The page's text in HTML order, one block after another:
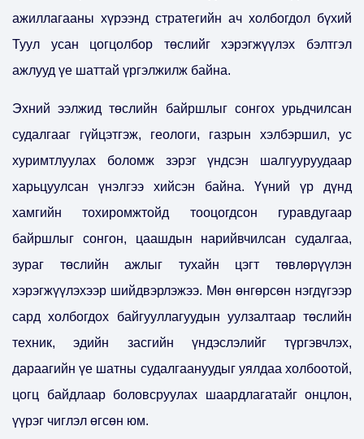
ажиллагааны хүрээнд стратегийн ач холбогдол бүхий
Туул усан цогцолбор төслийг хэрэгжүүлэх бэлтгэл
ажлууд үе шаттай үргэлжилж байна.
Эхний ээлжид төслийн байршлыг сонгох урьдчилсан
судалгааг гүйцэтгэж, геологи, газрын хэлбэршил, ус
хуримтлуулах боломж зэрэг үндсэн шалгууруудаар
харьцуулсан үнэлгээ хийсэн байна. Үүний үр дүнд
хамгийн тохиромжтойд тооцогдсон гуравдугаар
байршлыг сонгон, цаашдын нарийвчилсан судалгаа,
зураг төслийн ажлыг тухайн цэгт төвлөрүүлэн
хэрэгжүүлэхээр шийдвэрлэжээ. Мөн өнгөрсөн нэгдүгээр
сард холбогдох байгууллагуудын уулзалтаар төслийн
техник, эдийн засгийн үндэслэлийг түргэвчлэх,
дараагийн үе шатны судалгаануудыг уялдаа холбоотой,
цогц байдлаар боловсруулах шаардлагатайг онцлон,
үүрэг чиглэл өгсөн юм.